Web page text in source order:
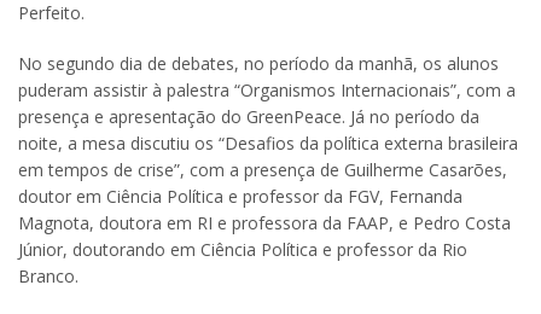
Perfeito.
No segundo dia de debates, no período da manhã, os alunos
puderam assistir à palestra “Organismos Internacionais”, com a
presença e apresentação do GreenPeace. Já no período da
noite, a mesa discutiu os “Desafios da política externa brasileira
em tempos de crise”, com a presença de Guilherme Casarões,
doutor em Ciência Política e professor da FGV, Fernanda
Magnota, doutora em RI e professora da FAAP, e Pedro Costa
Júnior, doutorando em Ciência Política e professor da Rio
Branco.